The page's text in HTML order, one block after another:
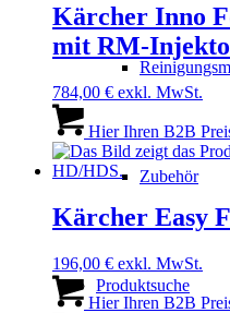
Zubehör
Produktsuche
Kärcher Inno
mit RM-
784,00 € exkl. MwSt.
Hier Ihren B2B
Kärcher Easy
196,00 € exkl. MwSt.
Hier Ihren B2B